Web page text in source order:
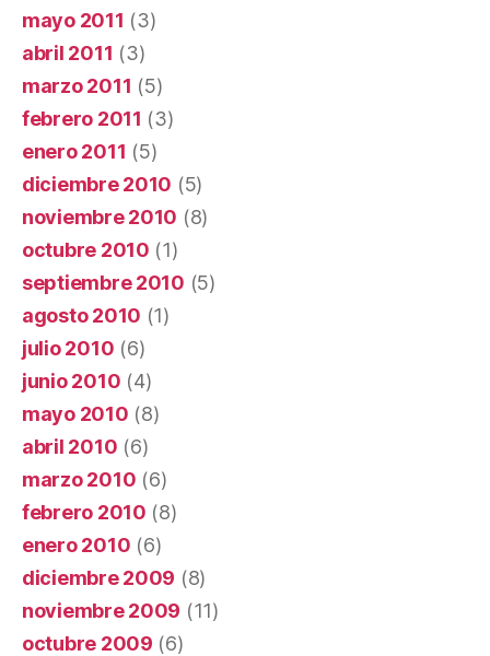
mayo 2011 (3)
abril 2011 (3)
marzo 2011 (5)
febrero 2011 (3)
enero 2011 (5)
diciembre 2010 (5)
noviembre 2010 (8)
octubre 2010 (1)
septiembre 2010 (5)
agosto 2010 (1)
julio 2010 (6)
junio 2010 (4)
mayo 2010 (8)
abril 2010 (6)
marzo 2010 (6)
febrero 2010 (8)
enero 2010 (6)
diciembre 2009 (8)
noviembre 2009 (11)
octubre 2009 (6)